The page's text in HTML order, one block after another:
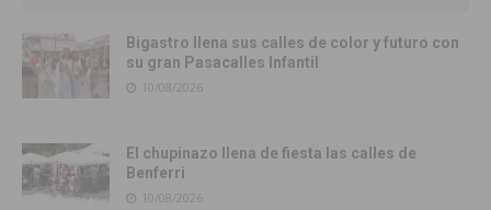
Bigastro llena sus calles de color y futuro con
su gran Pasacalles Infantil
10/08/2026
El chupinazo llena de fiesta las calles de
Benferri
10/08/2026